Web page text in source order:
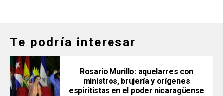
Te podría interesar
Rosario Murillo: aquelarres con
ministros, brujería y orígenes
espiritistas en el poder nicaragüense